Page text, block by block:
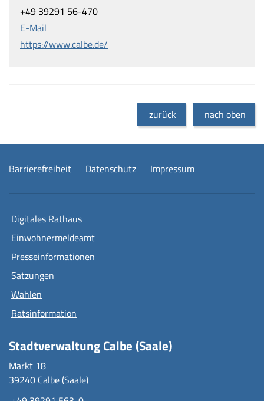
+49 39291 56-470
E-Mail
https://www.calbe.de/
zurück nach oben
Barrierefreiheit Datenschutz Impressum
Digitales Rathaus
Einwohnermeldeamt
Presseinformationen
Satzungen
Wahlen
Ratsinformation
Stadtverwaltung Calbe (Saale)
Markt 18
39240 Calbe (Saale)